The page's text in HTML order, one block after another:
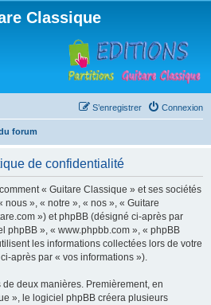
Classique
Connexion
S’enregistrer
forum
de confidentialité
« Guitare Classique » et ses sociétés
», « notre », « nos », « Guitare
») et phpBB (désigné ci-après par
phpBB », « www.phpbb.com », « phpBB
les informations collectées lors de votre
après par « vos informations »).
deux manières. Premièrement, en
», le logiciel phpBB créera plusieurs